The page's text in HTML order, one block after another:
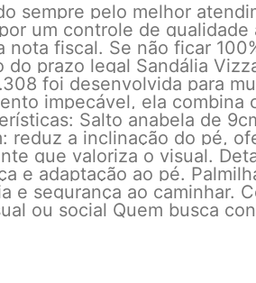
sempre pelo melhor
um controle de
fiscal. Se não ficar
prazo legal Sandália
foi desenvolvida para
impecável, ela combina
Salto anabela de
reduz a inclinação do pé,
que valoriza o visual.
e adaptação ao pé.
e segurança ao caminhar.
ou social Quem busca